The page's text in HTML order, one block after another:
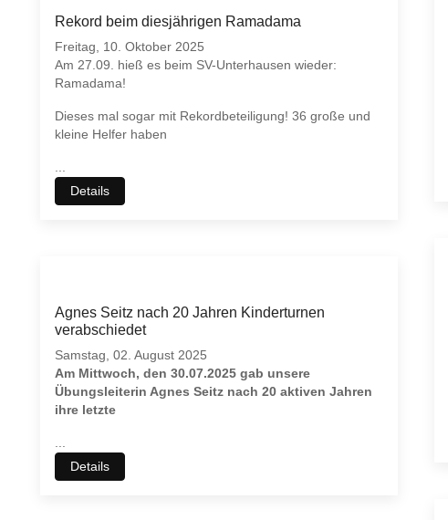
Rekord beim diesjährigen Ramadama
Freitag, 10. Oktober 2025
Am 27.09. hieß es beim SV-Unterhausen wieder:
Ramadama!
Dieses mal sogar mit Rekordbeteiligung! 36 große und
kleine Helfer haben
Details
Agnes Seitz nach 20 Jahren Kinderturnen
verabschiedet
Samstag, 02. August 2025
Am Mittwoch, den 30.07.2025 gab unsere
Übungsleiterin Agnes Seitz nach 20 aktiven Jahren
ihre letzte
Details